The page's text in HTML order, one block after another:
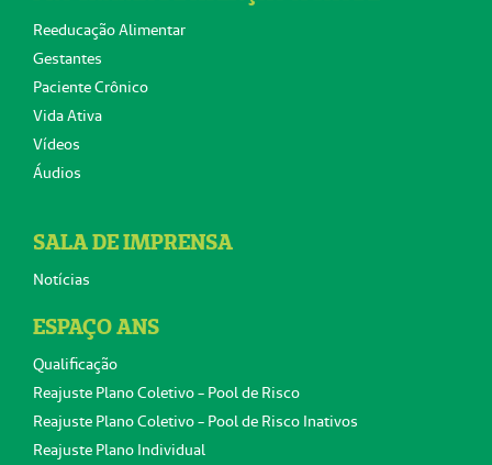
Reeducação Alimentar
Gestantes
Paciente Crônico
Vida Ativa
Vídeos
Áudios
SALA DE IMPRENSA
Notícias
ESPAÇO ANS
Qualificação
Reajuste Plano Coletivo - Pool de Risco
Reajuste Plano Coletivo - Pool de Risco Inativos
Reajuste Plano Individual